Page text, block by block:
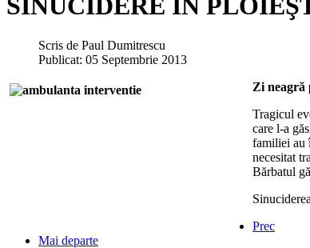
SINUCIDERE ÎN
Scris de Paul Dumitrescu
Publicat: 05 Septembrie 2013
Zi neagră
Tragicul
care l-a
familiei au
necesitat
Bărbatul
Prec
Mai departe